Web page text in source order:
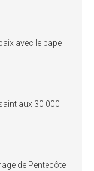
avec le pape
aux 30 000
de Pentecôte